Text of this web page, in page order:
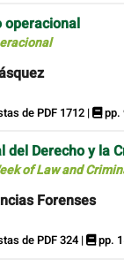
operacional
de PDF 1712 | pp.
Derecho y la
of Law and
Forenses
de PDF 324 | pp.